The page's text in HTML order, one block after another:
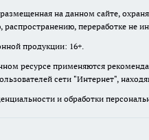
на данном сайте,
распространению, переработке не
продукции: 16+.
ресурсе применяются
сети "Интернет",
и обработки